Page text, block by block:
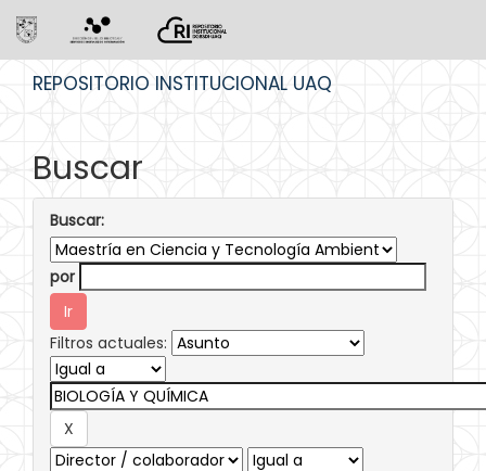
REPOSITORIO INSTITUCIONAL UAQ
Buscar
Buscar:
por
Filtros actuales: